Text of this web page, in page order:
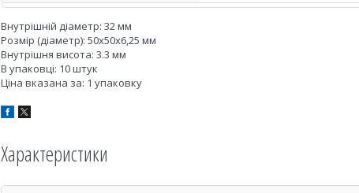
Внутрішній діаметр: 32 мм
Розмір (діаметр): 50х50х6,25 мм
Внутрішня висота: 3.3 мм
В упаковці: 10 штук
Ціна вказана за: 1 упаковку
Характеристики